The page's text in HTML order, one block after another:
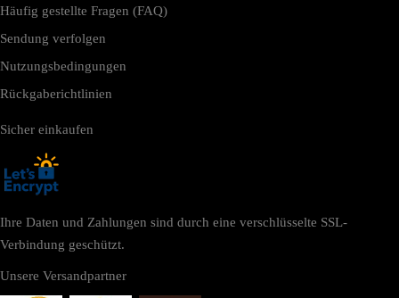
Häufig gestellte Fragen (FAQ)
Sendung verfolgen
Nutzungsbedingungen
Rückgaberichtlinien
Sicher einkaufen
Ihre Daten und Zahlungen sind durch eine verschlüsselte SSL-
Verbindung geschützt.
Unsere Versandpartner